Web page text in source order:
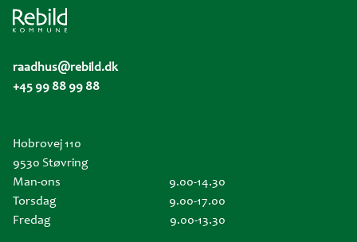
raadhus@rebild.dk
+45 99 88 99 88
Hobrovej 110
9530 Støvring
Man-ons
9.00-14.30
Torsdag
9.00-17.00
Fredag
9.00-13.30